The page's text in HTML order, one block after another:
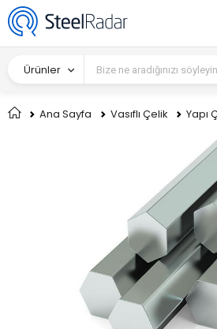
Ürünler
Ana Sayfa Vasıflı Çelik Yapı